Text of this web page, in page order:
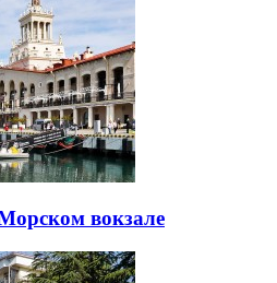
вокзале